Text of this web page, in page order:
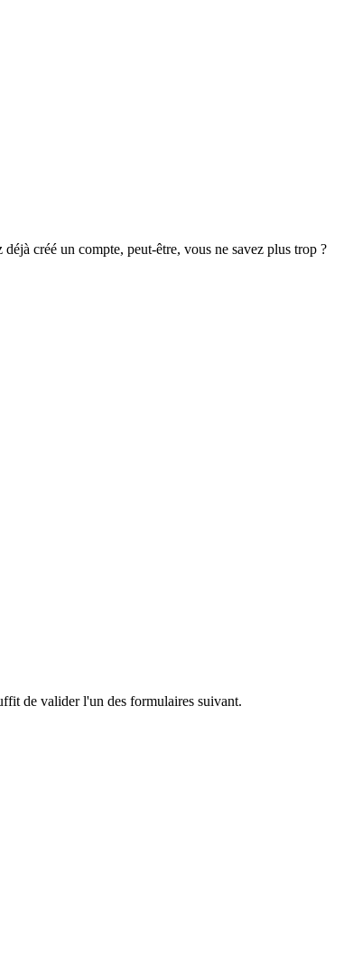
créé un compte, peut-être, vous ne savez plus trop ?
de valider l'un des formulaires suivant.